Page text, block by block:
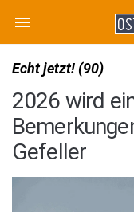
Echt jetzt! (90)
2026 wird
Gefeller